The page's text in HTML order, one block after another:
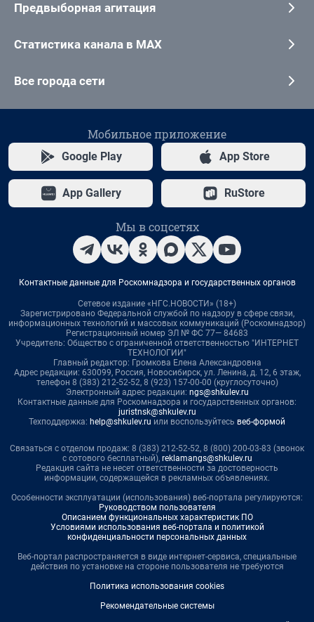
Предвыборная агитация
Статистика канала в MAX
Все города сети
Мобильное приложение
Google Play App Store
App Gallery RuStore
Мы в соцсетях
Контактные данные для Роскомнадзора и государственных органов
Сетевое издание «НГС.НОВОСТИ» (18+)
Зарегистрировано Федеральной службой по надзору в сфере связи,
информационных технологий и массовых коммуникаций (Роскомнадзор)
Регистрационный номер ЭЛ № ФС 77— 84683
Учредитель: Общество с ограниченной ответственностью "ИНТЕРНЕТ
ТЕХНОЛОГИИ"
Главный редактор: Громкова Елена Александровна
Адрес редакции: 630099, Россия, Новосибирск, ул. Ленина, д. 12, 6 этаж,
телефон 8 (383) 212-52-52, 8 (923) 157-00-00 (круглосуточно)
Электронный адрес редакции: ngs@shkulev.ru
Контактные данные для Роскомнадзора и государственных органов:
juristnsk@shkulev.ru
Техподдержка: help@shkulev.ru или воспользуйтесь веб-формой
Связаться с отделом продаж: 8 (383) 212-52-52, 8 (800) 200-03-83 (звонок
с сотового бесплатный), reklamangs@shkulev.ru
Редакция сайта не несет ответственности за достоверность
информации, содержащейся в рекламных объявлениях.
Особенности эксплуатации (использования) веб-портала регулируются:
Руководством пользователя
Описанием функциональных характеристик ПО
Условиями использования веб-портала и политикой
конфиденциальности персональных данных
Веб-портал распространяется в виде интернет-сервиса, специальные
действия по установке на стороне пользователя не требуются
Политика использования cookies
Рекомендательные системы